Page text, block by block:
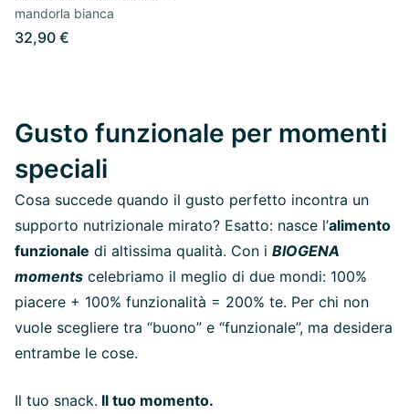
mandorla bianca
32,90 €
Gusto funzionale per momenti
speciali
Cosa succede quando il gusto perfetto incontra un
supporto nutrizionale mirato? Esatto: nasce l’alimento
funzionale di altissima qualità. Con i BIOGENA
moments celebriamo il meglio di due mondi: 100%
piacere + 100% funzionalità = 200% te. Per chi non
vuole scegliere tra “buono” e “funzionale”, ma desidera
entrambe le cose.
Il tuo snack. Il tuo momento.